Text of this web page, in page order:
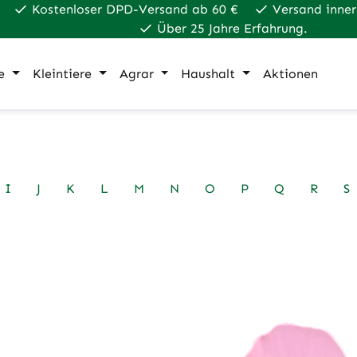
Kostenloser DPD-Versand ab 60 €
Versand
Über 25 Jahre Erfahrung.
Kleintiere Agrar Haushalt Aktionen
I J K L M N O P Q R S